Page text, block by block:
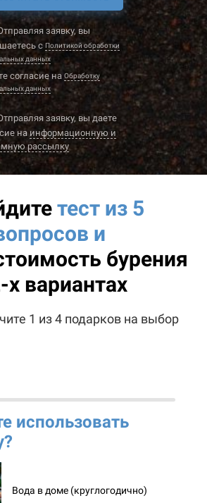
заявку, вы
с Политикой обработки
данных
согласие на Обработку
данных
заявку, вы даете
наинформационную и
рассылку
тест из 5
и
бурения
х вариантах
1 из 4 подарков на выбор
использовать
Вода в доме (круглогодично)